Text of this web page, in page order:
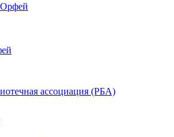
Орфей
ассоциация (РБА)